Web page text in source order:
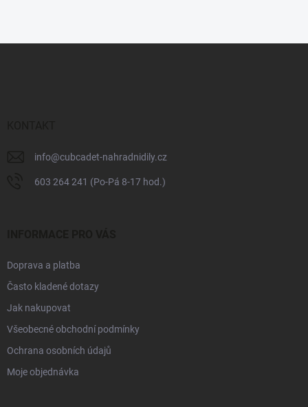
info@cubcadet-nahradnidily.cz
603 264 241 (Po-Pá 8-17 hod.)
Doprava a platba
Často kladené dotazy
Jak nakupovat
Všeobecné obchodní podmínky
Ochrana osobních údajů
Moje objednávka